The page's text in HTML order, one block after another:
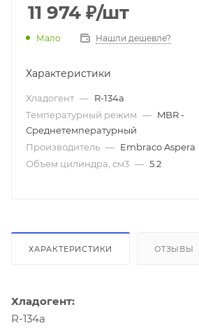
11 974 ₽/шт
Мало Нашли дешевле?
Характеристики
Хладогент — R-134a
Температурный режим — MBR -
Среднетемпературный
Производитель — Embraco Aspera
Объем цилиндра, см3 — 5.2
ХАРАКТЕРИСТИКИ ОТЗЫВЫ
Хладогент:
R-134a